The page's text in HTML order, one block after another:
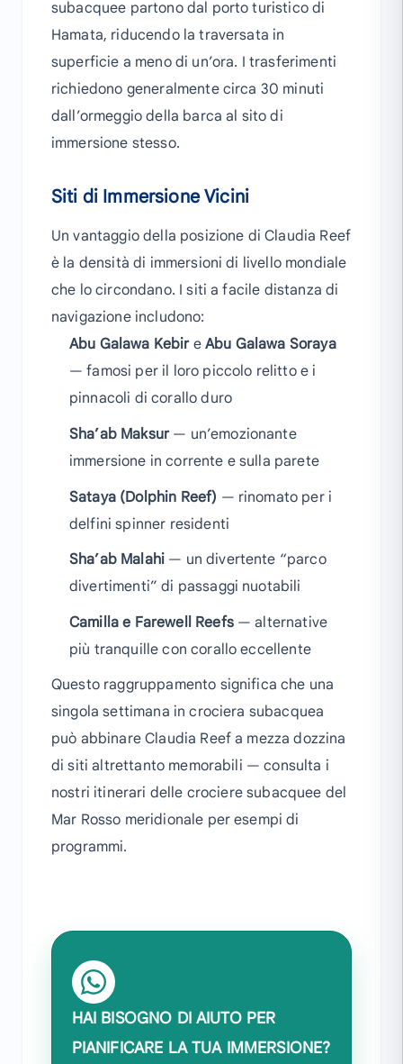
subacquee partono dal porto turistico di
Hamata, riducendo la traversata in
superficie a meno di un’ora. I trasferimenti
richiedono generalmente circa 30 minuti
dall’ormeggio della barca al sito di
immersione stesso.
Siti di Immersione Vicini
Un vantaggio della posizione di Claudia Reef
è la densità di immersioni di livello mondiale
che lo circondano. I siti a facile distanza di
navigazione includono:
Abu Galawa KebireAbu Galawa Soraya
— famosi per il loro piccolo relitto e i
pinnacoli di corallo duro
Sha’ab Maksur— un’emozionante
immersione in corrente e sulla parete
Sataya (Dolphin Reef) — rinomato per i
delfini spinner residenti
Sha’ab Malahi — un divertente “parco
divertimenti” di passaggi nuotabili
Camilla e Farewell Reefs— alternative
più tranquille con corallo eccellente
Questo raggruppamento significa che una
singola settimana in crociera subacquea
può abbinare Claudia Reef a mezza dozzina
di siti altrettanto memorabili — consulta i
nostri itinerari delle crociere subacquee del
Mar Rosso meridionale per esempi di
programmi.
HAI BISOGNO DI AIUTO PER
PIANIFICARE LA TUA IMMERSIONE?